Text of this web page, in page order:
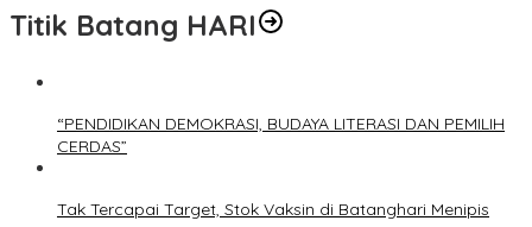
Titik Batang HARI
“PENDIDIKAN DEMOKRASI, BUDAYA LITERASI DAN PEMILIH
CERDAS”
Tak Tercapai Target, Stok Vaksin di Batanghari Menipis